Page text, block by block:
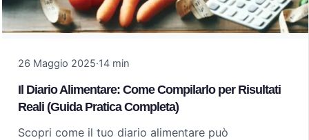
26 Maggio 2025·14 min
Il Diario Alimentare: Come Compilarlo per Risultati
Reali (Guida Pratica Completa)
Scopri come il tuo diario alimentare può